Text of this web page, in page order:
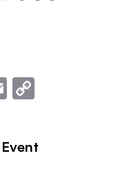
Email